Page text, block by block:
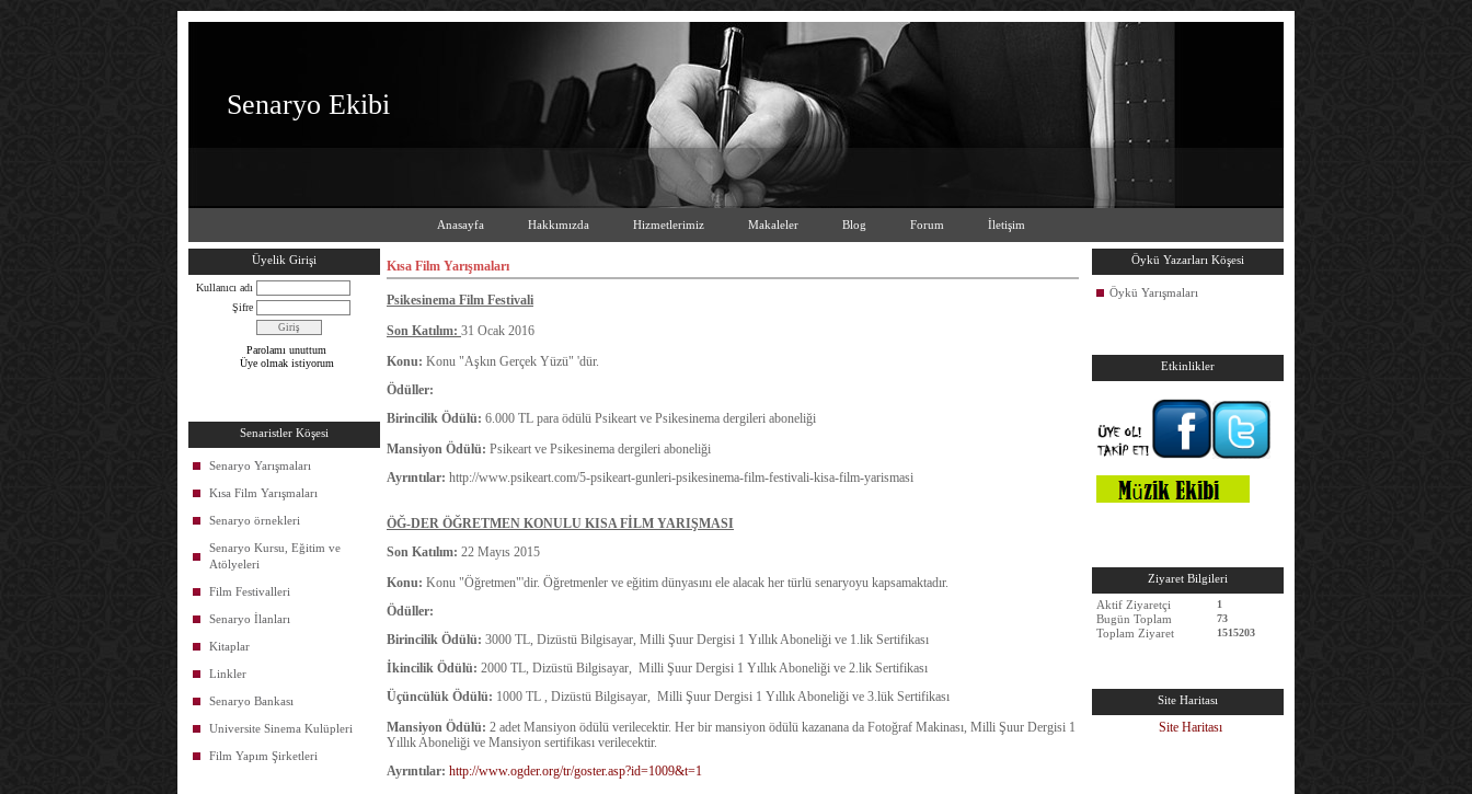
Senaryo Ekibi
Anasayfa Hakkımızda Hizmetlerimiz Makaleler Blog Forum İletişim
Üyelik Girişi
Kullanıcı adı
Şifre
Parolamı unuttum
Üye olmak istiyorum
Senaristler Köşesi
Senaryo Yarışmaları
Kısa Film Yarışmaları
Senaryo örnekleri
Senaryo Kursu, Eğitim ve
Atölyeleri
Film Festivalleri
Senaryo İlanları
Kitaplar
Linkler
Senaryo Bankası
Universite Sinema Kulüpleri
Film Yapım Şirketleri
Kısa Film Yarışmaları
Psikesinema Film Festivali
Son Katılım: 31 Ocak 2016
Konu: Konu "Aşkın Gerçek Yüzü" 'dür.
Ödüller:
Birincilik Ödülü: 6.000 TL para ödülü Psikeart ve Psikesinema dergileri aboneliği
Mansiyon Ödülü: Psikeart ve Psikesinema dergileri aboneliği
Ayrıntılar: http://www.psikeart.com/5-psikeart-gunleri-psikesinema-film-festivali-kisa-film-yarismasi
ÖĞ-DER ÖĞRETMEN KONULU KISA FİLM YARIŞMASI
Son Katılım: 22 Mayıs 2015
Konu: Konu "Öğretmen"'dir. Öğretmenler ve eğitim dünyasını ele alacak her türlü senaryoyu kapsamaktadır.
Ödüller:
Birincilik Ödülü: 3000 TL, Dizüstü Bilgisayar, Milli Şuur Dergisi 1 Yıllık Aboneliği ve 1.lik Sertifikası
İkincilik Ödülü: 2000 TL, Dizüstü Bilgisayar, Milli Şuur Dergisi 1 Yıllık Aboneliği ve 2.lik Sertifikası
Üçüncülük Ödülü: 1000 TL , Dizüstü Bilgisayar, Milli Şuur Dergisi 1 Yıllık Aboneliği ve 3.lük Sertifikası
Mansiyon Ödülü: 2 adet Mansiyon ödülü verilecektir. Her bir mansiyon ödülü kazanana da Fotoğraf Makinası, Milli Şuur Dergisi 1
Yıllık Aboneliği ve Mansiyon sertifikası verilecektir.
Ayrıntılar: http://www.ogder.org/tr/goster.asp?id=1009&t=1
Öykü Yazarları Köşesi
Öykü Yarışmaları
Etkinlikler
Ziyaret Bilgileri
Aktif Ziyaretçi
1
Bugün Toplam 73
Toplam Ziyaret 1515203
Site Haritası
Site Haritası